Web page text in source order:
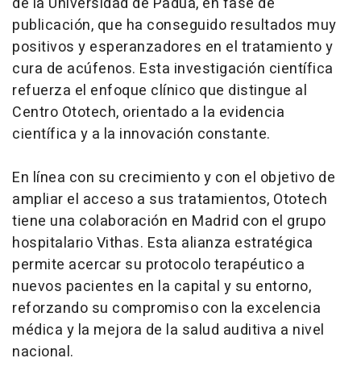
publicación, que ha conseguido resultados muy
positivos y esperanzadores en el tratamiento y
cura de acúfenos. Esta investigación científica
refuerza el enfoque clínico que distingue al
Centro Ototech, orientado a la evidencia
científica y a la innovación constante.
En línea con su crecimiento y con el objetivo de
ampliar el acceso a sus tratamientos, Ototech
tiene una colaboración en Madrid con el grupo
hospitalario Vithas. Esta alianza estratégica
permite acercar su protocolo terapéutico a
nuevos pacientes en la capital y su entorno,
reforzando su compromiso con la excelencia
médica y la mejora de la salud auditiva a nivel
nacional.